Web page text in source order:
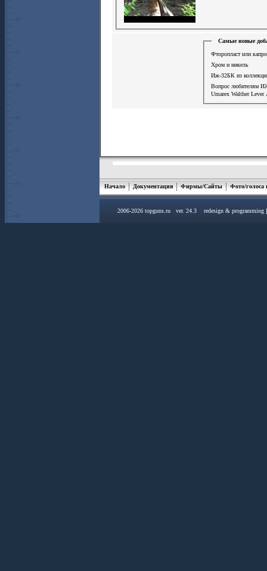
Самые новые
Фторопласт или
Хром и никель
Иж-32БК из
Вопрос любителям
Umarex Walther
Начало Документация Фирмы/Сайты Фото/голоса
2006-2026 topguns.ru ver. 24.3 redesign & programming